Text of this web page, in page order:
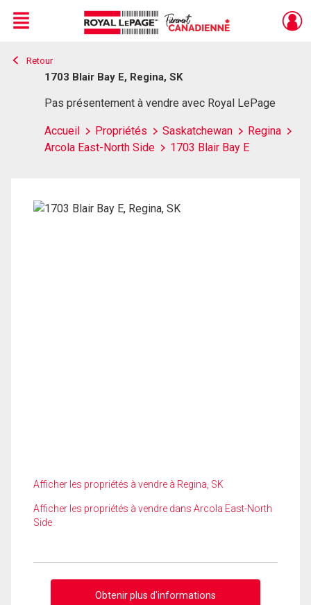
Live
En Direct
Menu
Retour
1703 Blair Bay E, Regina, SK
Pas présentement à vendre avec Royal LePage
Accueil Propriétés Saskatchewan
Regina
Arcola East-North Side
1703 Blair Bay E
Afficher les propriétés à vendre à Regina, SK
Afficher les propriétés à vendre dans Arcola East-North
Side
Obtenir plus d'informations